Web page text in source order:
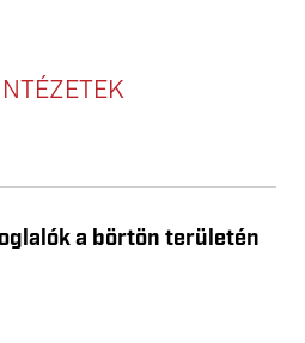
a börtön területén